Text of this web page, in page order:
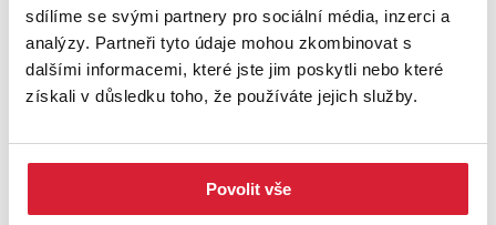
sdílíme se svými partnery pro sociální média, inzerci a
analýzy. Partneři tyto údaje mohou zkombinovat s
dalšími informacemi, které jste jim poskytli nebo které
získali v důsledku toho, že používáte jejich služby.
Povolit vše